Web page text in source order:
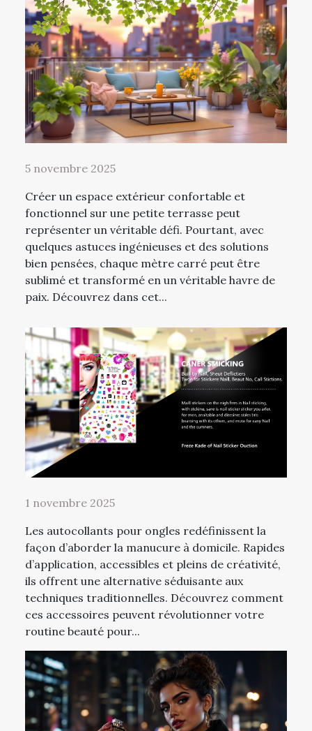
5 novembre 2025
Créer un espace extérieur confortable et
fonctionnel sur une petite terrasse peut
représenter un véritable défi. Pourtant, avec
quelques astuces ingénieuses et des solutions
bien pensées, chaque mètre carré peut être
sublimé et transformé en un véritable havre de
paix. Découvrez dans cet...
1 novembre 2025
Les autocollants pour ongles redéfinissent la
façon d’aborder la manucure à domicile. Rapides
d’application, accessibles et pleins de créativité,
ils offrent une alternative séduisante aux
techniques traditionnelles. Découvrez comment
ces accessoires peuvent révolutionner votre
routine beauté pour...